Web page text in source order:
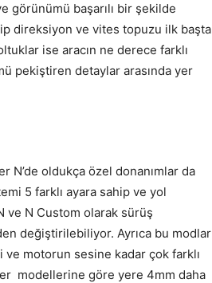
görünümü başarılı bir şekilde
direksiyon ve vites topuzu ilk başta
ise aracın ne derece farklı
pekiştiren detaylar arasında yer
N’de oldukça özel donanımlar da
5 farklı ayara sahip ve yol
ve N Custom olarak sürüş
değiştirilebiliyor. Ayrıca bu modlar
motorun sesine kadar çok farklı
modellerine göre yere 4mm daha